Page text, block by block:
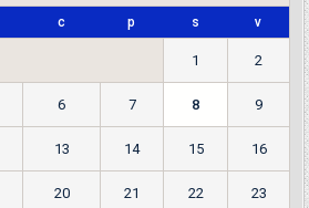
c p s v
1 2
6 7 8 9
13 14 15 16
20 21 22 23